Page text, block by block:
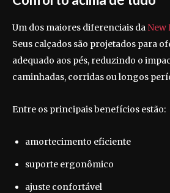
Um dos maiores diferenciais da New
Seus calçados são projetados para
adequado aos pés, reduzindo o
caminhadas, corridas ou longos
Entre os principais benefícios estão:
amortecimento eficiente
suporte ergonômico
ajuste confortável